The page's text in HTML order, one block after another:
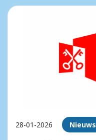
28-01-2026 Nieuws